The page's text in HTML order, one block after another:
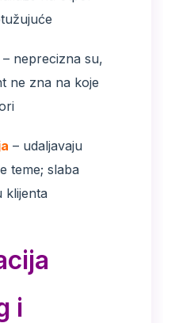
– neprecizna su,
ne zna na koje
– udaljavaju
teme; slaba
klijenta
i